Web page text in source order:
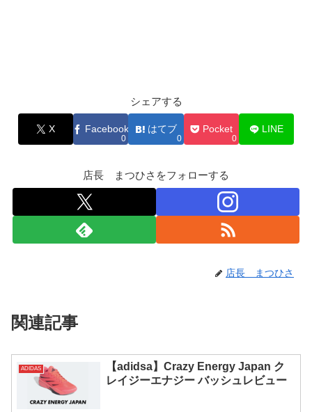
シェアする
X Facebook
0
はてブ
0
Pocket
0
LINE
店長 まつひさをフォローする
店長 まつひさ
関連記事
ADIDAS
【adidsa】Crazy Energy Japan ク
レイジーエナジー バッシュレビュー